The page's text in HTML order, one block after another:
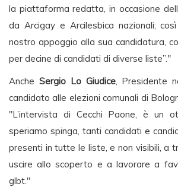
la piattaforma redatta, in occasione
da Arcigay e Arcilesbica nazionali;
nostro appoggio alla sua candidatura,
per decine di candidati di diverse liste”."
Anche Sergio Lo Giudice, Presidente
candidato alle elezioni comunali di
"L’intervista di Cecchi Paone, è un
speriamo spinga, tanti candidati e
presenti in tutte le liste, e non visibili, a
uscire allo scoperto e a lavorare a
glbt."